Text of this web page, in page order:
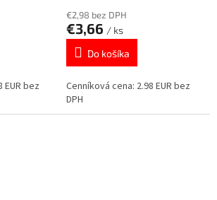
EUR bez
€2,98 bez DPH
€3,66 / ks
Do košíka
Cenníková cena: 2.98 EUR bez
DPH